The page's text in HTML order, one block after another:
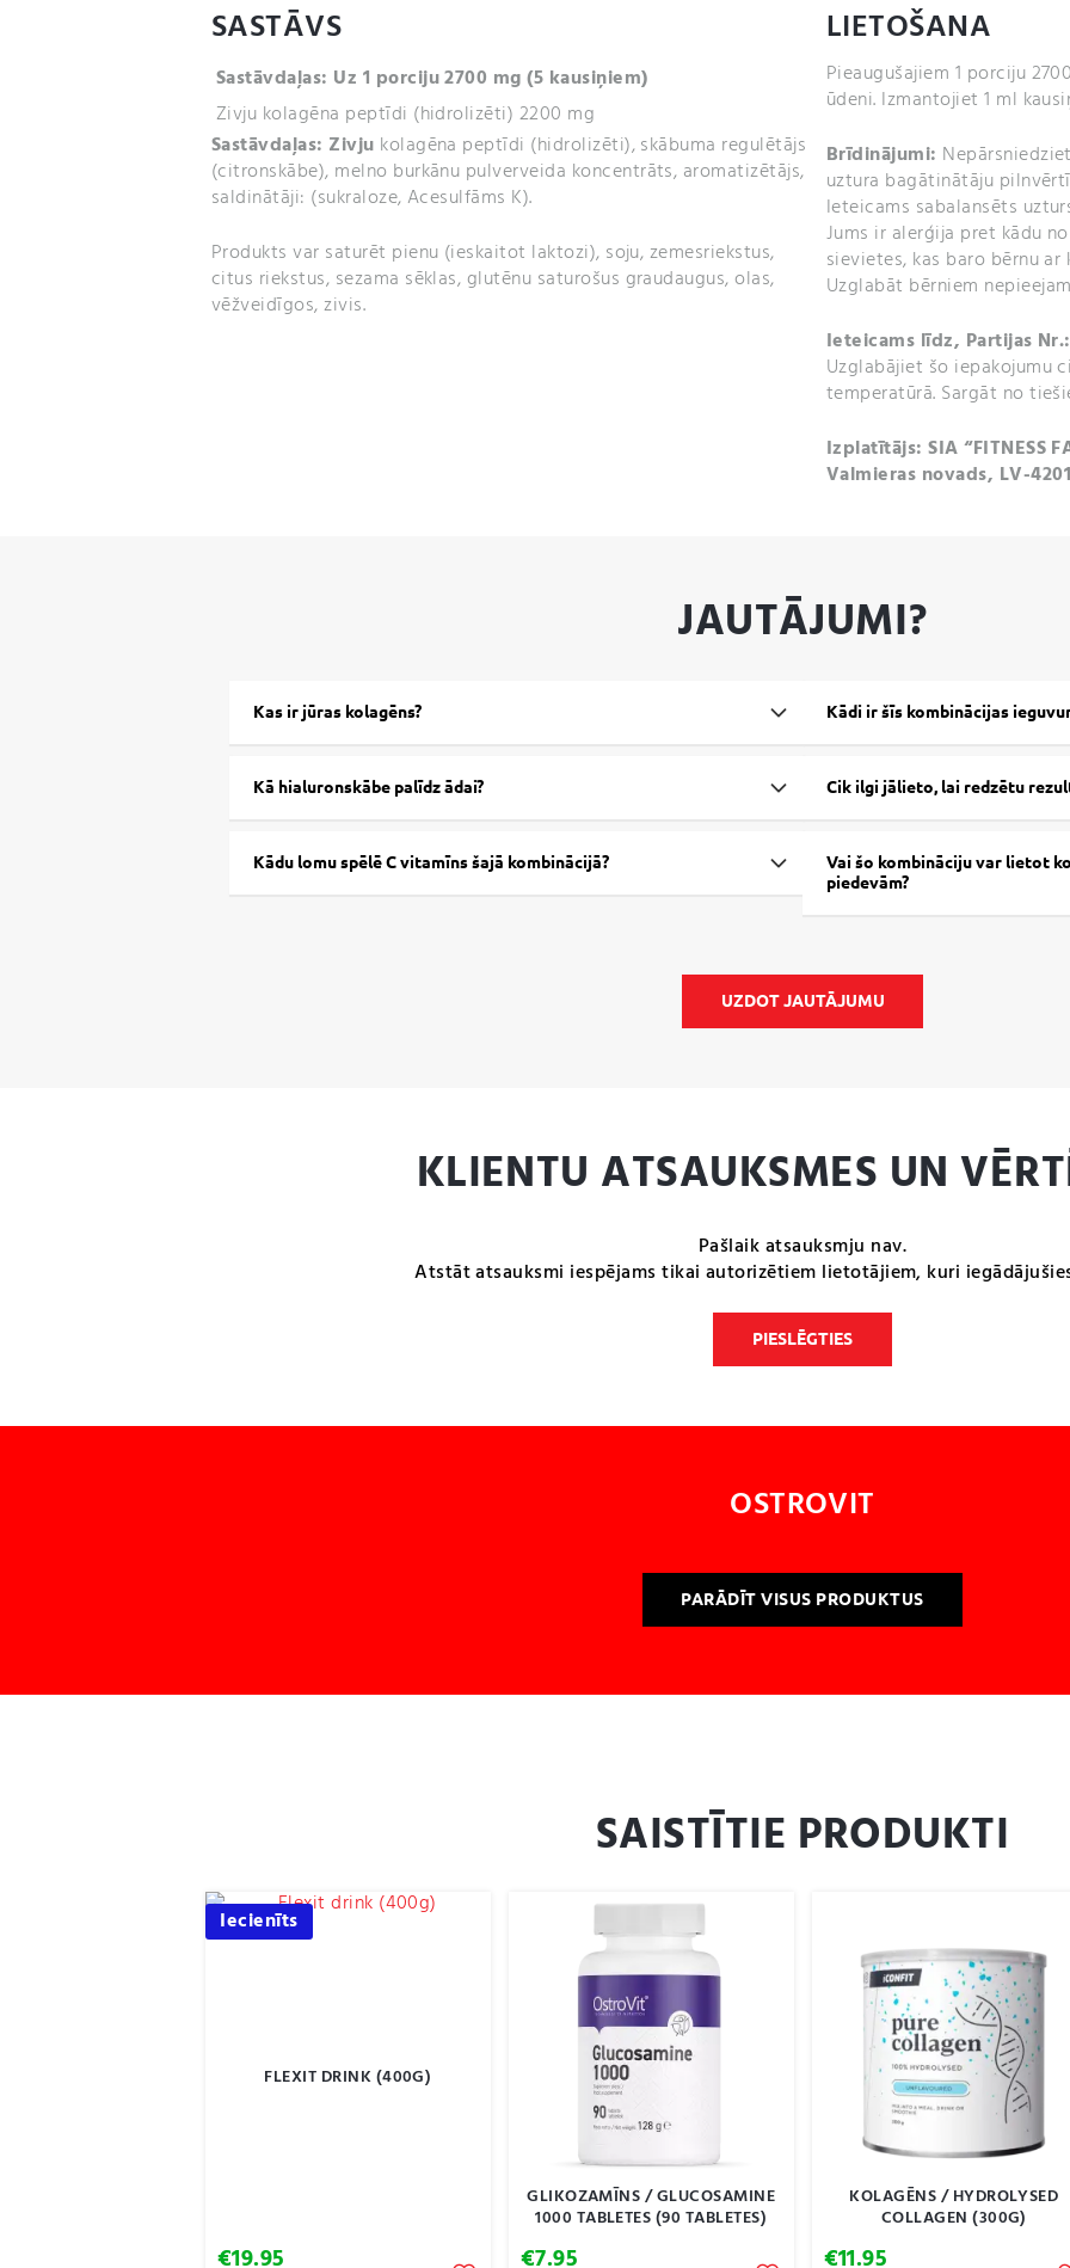
SASTĀVS
Sastāvdaļas: Uz 1 porciju 2700 mg (5 kausiņiem)
Zivju kolagēna peptīdi (hidrolizēti) 2200 mg
Sastāvdaļas: Zivju kolagēna peptīdi (hidrolizēti), skābuma regulētājs
(citronskābe), melno burkānu pulverveida koncentrāts, aromatizētājs,
saldinātāji: (sukraloze, Acesulfāms K).
Produkts var saturēt pienu (ieskaitot laktozi), soju, zemesriekstus,
citus riekstus, sezama sēklas, glutēnu saturošus graudaugus, olas,
vēžveidīgos, zivis.
LIETOŠANA
Pieaugušajiem 1 porciju
ūdeni. Izmantojiet 1 ml
Brīdinājumi:
uztura bagātinātāju
Ieteicams sabalansēts
Jums ir alerģija pret kādu
sievietes, kas baro bērnu
Uzglabāt bērniem
Ieteicams līdz, Partijas Nr.:
Uzglabājiet šo iepakojumu
temperatūrā. Sargāt no
Izplatītājs: SIA “FITNESS
Valmieras novads, LV-4201
JAUTĀJUMI?
Kas ir jūras kolagēns?
Kā hialuronskābe palīdz ādai?
Kādu lomu spēlē C vitamīns šajā kombinācijā?
Kādi ir šīs kombinācijas
Cik ilgi jālieto, lai redzētu
Vai šo kombināciju var lietot
piedevām?
UZDOT JAUTĀJUMU
KLIENTU ATSAUKSMES UN
Pašlaik atsauksmju nav.
Atstāt atsauksmi iespējams tikai autorizētiem lietotājiem, kuri
PIESLĒGTIES
OSTROVIT
PARĀDĪT VISUS PRODUKTUS
SAISTĪTIE PRODUKTI
Iecienīts
FLEXIT DRINK (400G)
€19.95
GLIKOZAMĪNS / GLUCOSAMINE
1000 TABLETES (90 TABLETES)
€7.95
KOLAGĒNS / HYDROLYSED
COLLAGEN (300G)
€11.95